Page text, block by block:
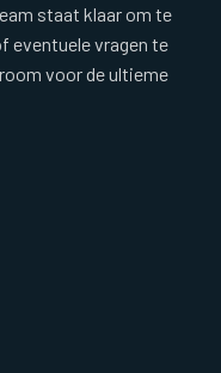
staat klaar om te
eventuele vragen te
voor de ultieme